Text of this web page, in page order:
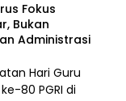
Fokus
Bukan
Administrasi